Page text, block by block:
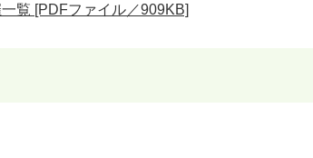
覧 [PDFファイル／909KB]